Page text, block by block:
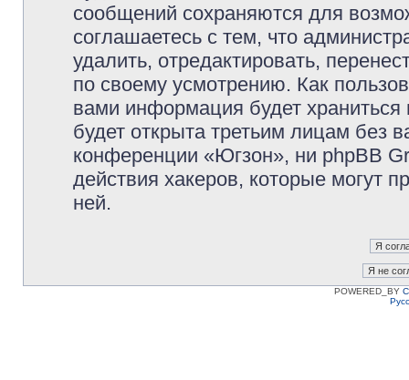
сообщений сохраняются для
соглашаетесь с тем, что
удалить, отредактировать,
по своему усмотрению. Как
вами информация будет
будет открыта третьим лицам без
конференции «Югзон», ни phpBB
действия хакеров, которые могут
ней.
POWERED_BY